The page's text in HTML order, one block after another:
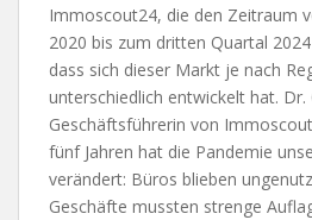
Immoscout24, die den Zeitraum
2020 bis zum dritten Quartal
dass sich dieser Markt je nach
unterschiedlich entwickelt hat. Dr.
Geschäftsführerin von
fünf Jahren hat die Pandemie
verändert: Büros blieben
Geschäfte mussten strenge